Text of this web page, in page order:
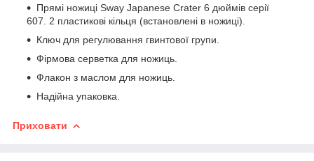
Прямі ножиці Sway Japanese Crater 6 дюймів серії
607. 2 пластикові кільця (встановлені в ножиці).
Ключ для регулювання гвинтової групи.
Фірмова серветка для ножиць.
Флакон з маслом для ножиць.
Надійна упаковка.
Приховати